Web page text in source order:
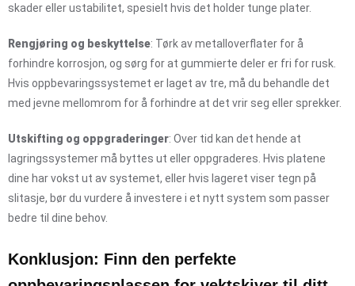
skader eller ustabilitet, spesielt hvis det holder tunge plater.
Rengjøring og beskyttelse: Tørk av metalloverflater for å
forhindre korrosjon, og sørg for at gummierte deler er fri for rusk.
Hvis oppbevaringssystemet er laget av tre, må du behandle det
med jevne mellomrom for å forhindre at det vrir seg eller sprekker.
Utskifting og oppgraderinger: Over tid kan det hende at
lagringssystemer må byttes ut eller oppgraderes. Hvis platene
dine har vokst ut av systemet, eller hvis lageret viser tegn på
slitasje, bør du vurdere å investere i et nytt system som passer
bedre til dine behov.
Konklusjon: Finn den perfekte